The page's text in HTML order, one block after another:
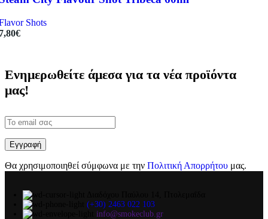
Shots
€
Ενημερωθείτε άμεσα για τα νέα προϊόντα
μας!
Θα χρησιμοποιηθεί σύμφωνα με την Πολιτική Απορρήτου μας.
(+30) 2463 022 103
info@smokeclub.gr